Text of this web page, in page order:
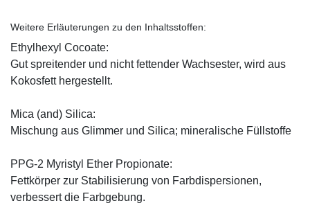
Weitere Erläuterungen zu den Inhaltsstoffen:
Ethylhexyl Cocoate:
Gut spreitender und nicht fettender Wachsester, wird aus
Kokosfett hergestellt.
Mica (and) Silica:
Mischung aus Glimmer und Silica; mineralische Füllstoffe
PPG-2 Myristyl Ether Propionate:
Fettkörper zur Stabilisierung von Farbdispersionen,
verbessert die Farbgebung.